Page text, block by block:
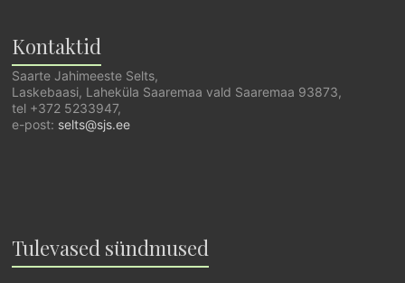
Kontaktid
Saarte Jahimeeste Selts,
Laskebaasi, Laheküla Saaremaa vald Saaremaa 93873,
tel +372 5233947,
e-post: selts@sjs.ee
Tulevased sündmused